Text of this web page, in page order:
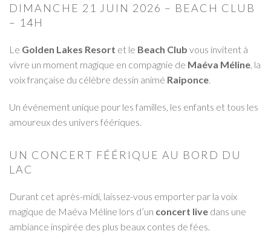
DIMANCHE 21 JUIN 2026 – BEACH CLUB
– 14H
Le Golden Lakes Resort et le Beach Club vous invitent à
vivre un moment magique en compagnie de Maéva Méline , la
voix française du célèbre dessin animé Raiponce
Un événement unique pour les familles, les enfants et tous les
amoureux des univers féériques.
UN CONCERT FÉÉRIQUE AU BORD DU
LAC
Durant cet après-midi, laissez-vous emporter par la voix
magique de Maéva Méline lors d’un concert live dans une
ambiance inspirée des plus beaux contes de fées.